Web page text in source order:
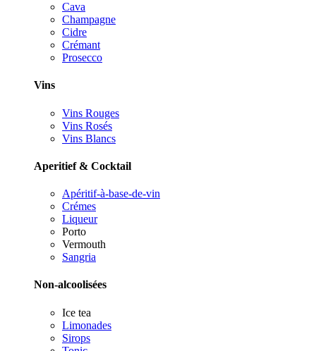
Cava
Champagne
Cidre
Crémant
Prosecco
Vins
Vins Rouges
Vins Rosés
Vins Blancs
Aperitief & Cocktail
Apéritif-à-base-de-vin
Crémes
Liqueur
Porto
Vermouth
Sangria
Non-alcoolisées
Ice tea
Limonades
Sirops